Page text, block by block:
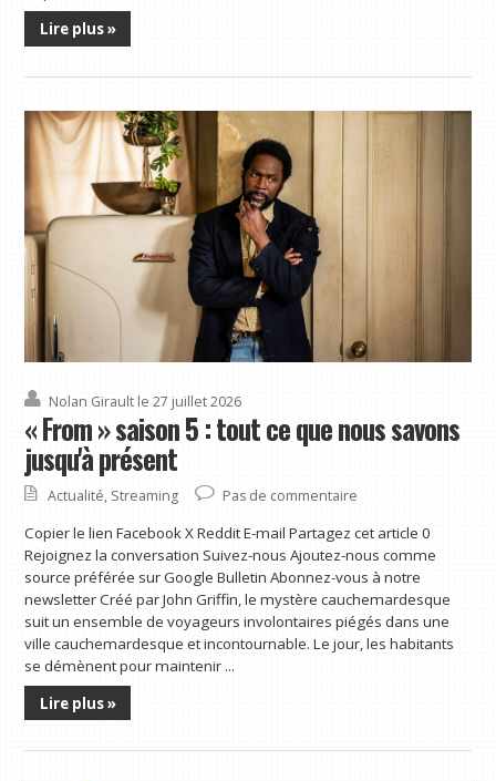
Lire plus »
Nolan Girault le 27 juillet 2026
« From » saison 5 : tout ce que nous savons
jusqu'à présent
Actualité, Streaming Pas de commentaire
Copier le lien Facebook X Reddit E-mail Partagez cet article 0
Rejoignez la conversation Suivez-nous Ajoutez-nous comme
source préférée sur Google Bulletin Abonnez-vous à notre
newsletter Créé par John Griffin, le mystère cauchemardesque
suit un ensemble de voyageurs involontaires piégés dans une
ville cauchemardesque et incontournable. Le jour, les habitants
se démènent pour maintenir ...
Lire plus »